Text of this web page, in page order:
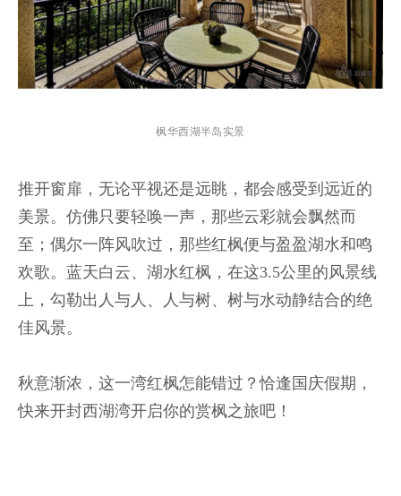
枫华西湖半岛实景
推开窗扉，无论平视还是远眺，都会感受到远近的
美景。仿佛只要轻唤一声，那些云彩就会飘然而
至；偶尔一阵风吹过，那些红枫便与盈盈湖水和鸣
欢歌。蓝天白云、湖水红枫，在这3.5公里的风景线
上，勾勒出人与人、人与树、树与水动静结合的绝
佳风景。
秋意渐浓，这一湾红枫怎能错过？恰逢国庆假期，
快来开封西湖湾开启你的赏枫之旅吧！